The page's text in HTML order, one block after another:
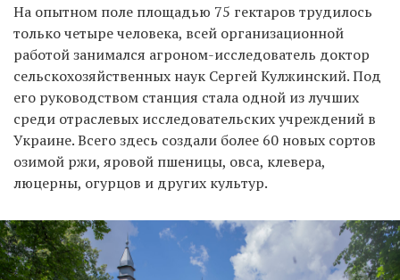
На опытном поле площадью 75 гектаров трудилось
только четыре человека, всей организационной
работой занимался агроном-исследователь доктор
сельскохозяйственных наук Сергей Кулжинский. Под
его руководством станция стала одной из лучших
среди отраслевых исследовательских учреждений в
Украине. Всего здесь создали более 60 новых сортов
озимой ржи, яровой пшеницы, овса, клевера,
люцерны, огурцов и других культур.